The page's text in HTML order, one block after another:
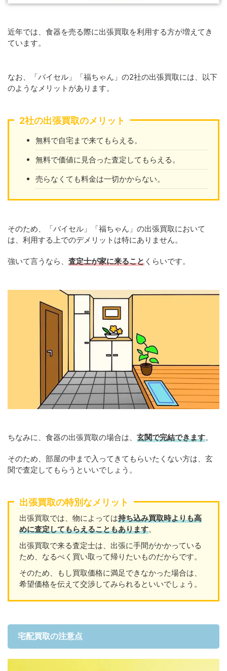
近年では、食器を売る際に出張買取を利用する方が増えてき
ています。
なお、「バイセル」「福ちゃん」の2社の出張買取には、以下
のようなメリットがあります。
2社の出張買取のメリット
無料で自宅まで来てもらえる。
無料で価値に見合った査定してもらえる。
売らなくても料金は一切かからない。
そのため、「バイセル」「福ちゃん」の出張買取において
は、利用する上でのデメリットは特にありません。
強いて言うなら、 査定士が家に来ること くらいです。
ちなみに、食器の出張買取の場合は、 玄関で完結できます。
そのため、部屋の中まで入ってきてもらいたくない方は、玄
関で査定してもらうといいでしょう。
出張買取の特別なメリット
出張買取では、物によっては持ち込み買取時よりも高
めに査定してもらえることもあります。
出張買取で来る査定士は、出張に手間がかかっている
ため、なるべく買い取って帰りたいものだからです。
そのため、もし買取価格に満足できなかった場合は、
希望価格を伝えて交渉してみられるといいでしょう。
宅配買取の注意点